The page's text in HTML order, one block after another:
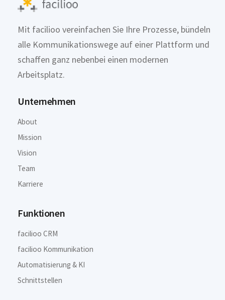
Mit facilioo vereinfachen Sie Ihre Prozesse, bündeln
alle Kommunikationswege auf einer Plattform und
schaffen ganz nebenbei einen modernen
Arbeitsplatz.
Unternehmen
About
Mission
Vision
Team
Karriere
Funktionen
facilioo CRM
facilioo Kommunikation
Automatisierung & KI
Schnittstellen